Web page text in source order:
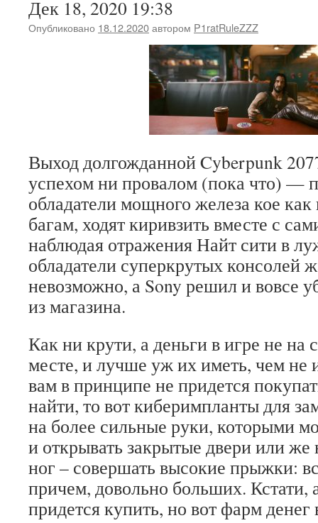
Дек 18, 2020 19:38
Опубликовано 18.12.2020автором P1ratRuleZZZ
Выход долгожданной Cyberpunk
успехом ни провалом (пока что) —
обладатели мощного железа кое
багам, ходят киривзить вместе с
наблюдая отражения Найт сити в
обладатели суперкрутых консолей
невозможно, а Sony решил и вовсе
из магазина.
Как ни крути, а деньги в игре не на
месте, и лучше уж их иметь, чем не
вам в принципе не придется
найти, то вот киберимпланты для
на более сильные руки, которыми
и открывать закрытые двери или
ног – совершать высокие прыжки:
причем, довольно больших. Кстати,
придется купить, но вот фарм денег